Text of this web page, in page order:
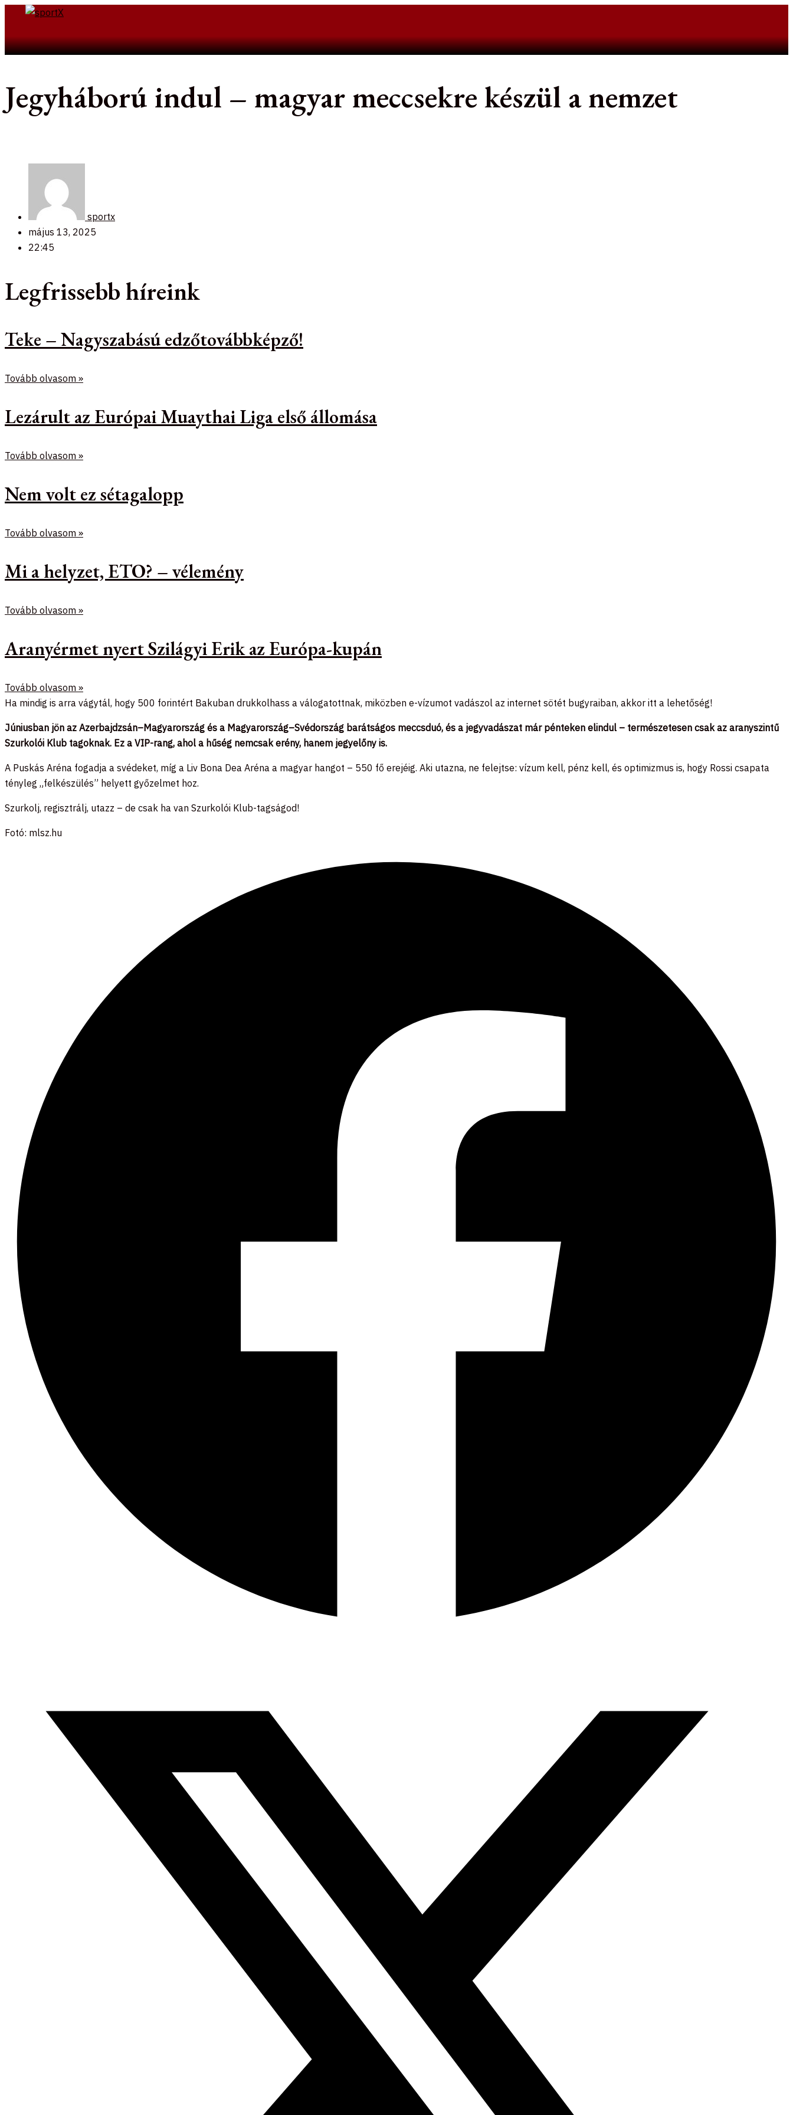
Skip
contentSearch
Jegyháború indul – magyar meccsekre készül a nemzet
sportx
május 13, 2025
22:45
Legfrissebb híreink
Teke – Nagyszabású edzőtovábbképző!
Tovább olvasom »
Lezárult az Európai Muaythai Liga első állomása
Tovább olvasom »
Nem volt ez sétagalopp
Tovább olvasom »
Mi a helyzet, ETO? – vélemény
Tovább olvasom »
Aranyérmet nyert Szilágyi Erik az Európa-kupán
Tovább olvasom »
Ha mindig is arra vágytál, hogy 500 forintért Bakuban drukkolhass a válogatottnak, miközben e-vízumot vadászol az internet sötét bugyraiban, akkor itt a lehetőség!
Júniusban jön az Azerbajdzsán–Magyarország és a Magyarország–Svédország barátságos meccsduó, és a jegyvadászat már pénteken elindul – természetesen csak az aranyszintű
Szurkolói Klub tagoknak. Ez a VIP-rang, ahol a hűség nemcsak erény, hanem jegyelőny is.
A Puskás Aréna fogadja a svédeket, míg a Liv Bona Dea Aréna a magyar hangot – 550 fő erejéig. Aki utazna, ne felejtse: vízum kell, pénz kell, és optimizmus is, hogy Rossi csapata
tényleg „felkészülés” helyett győzelmet hoz.
Szurkolj, regisztrálj, utazz – de csak ha van Szurkolói Klub-tagságod!
Fotó: mlsz.hu